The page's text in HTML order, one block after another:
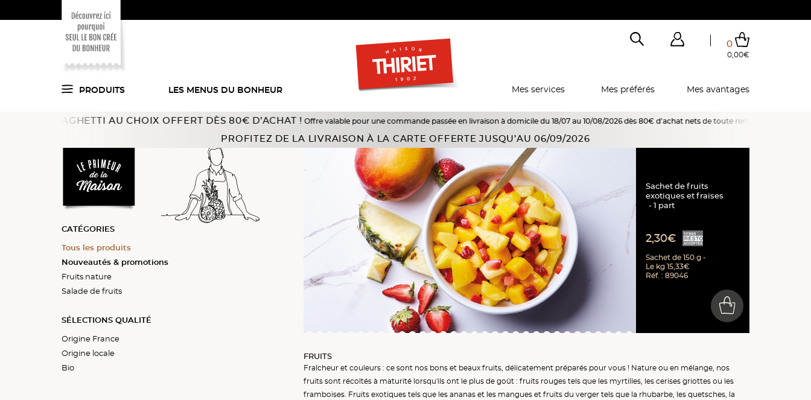
0
0,00€
Hors frais éventuels liés au service choisi
PRODUITS LES MENUS DU BONHEUR Mes services Mes préférés Mes avantages
Voici ce que l'on
a trouvé pour vous
en cuisine !
AU CHOIX OFFERT DÈS 80€ D’ACHAT ! Offre valable pour une commande passée en livraison à domicile du 18/07 au 10/08/2026 dès 80€ d'achat nets de toute remise, promotion ou offre
PROFITEZ DE LA LIVRAISON À LA CARTE OFFERTE JUSQU’AU 06/09/2026
CATÉGORIES
Tous les produits
Nouveautés & promotions
Fruits nature
Salade de fruits
SÉLECTIONS QUALITÉ
Origine France
Origine locale
Bio
Sachet de fruits
exotiques et fraises
1 part
2,30€
Sachet de 150 g -
Le kg 15,33€
Réf. : 89046
0
FRUITS
Fraîcheur et couleurs : ce sont nos bons et beaux fruits, délicatement préparés pour vous ! Nature ou en mélange, nos
fruits sont récoltés à maturité lorsqu'ils ont le plus de goût :fruits rouges tels que les myrtilles, lescerises griottes ou les
framboises. Fruits exotiques tels que lesananas et les mangues etfruits du verger tels que la rhubarbe, lesquetsches, la